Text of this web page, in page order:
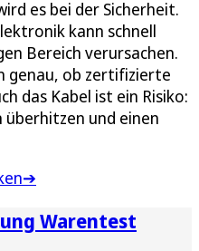
es bei der Sicherheit.
kann schnell
Bereich verursachen.
genau, ob zertifizierte
das Kabel ist ein Risiko:
überhitzen und einen
Warentest